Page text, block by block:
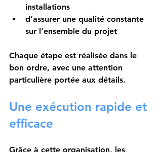
installations
d’assurer une qualité constante
sur l’ensemble du projet
Chaque étape est réalisée dans le
bon ordre, avec une attention
particulière portée aux détails.
Une exécution rapide et
efficace
Grâce à cette organisation, les